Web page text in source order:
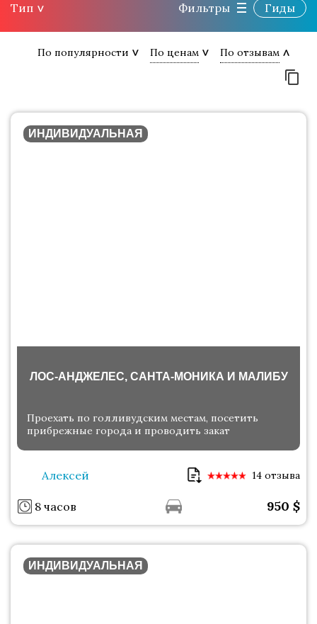
Тип Фильтры Гиды
По популярности По ценам По отзывам
ИНДИВИДУАЛЬНАЯ
ЛОС-АНДЖЕЛЕС, САНТА-МОНИКА И МАЛИБУ
Проехать по голливудским местам, посетить
прибрежные города и проводить закат
Алексей 14 отзыва
8 часов 950 $
ИНДИВИДУАЛЬНАЯ